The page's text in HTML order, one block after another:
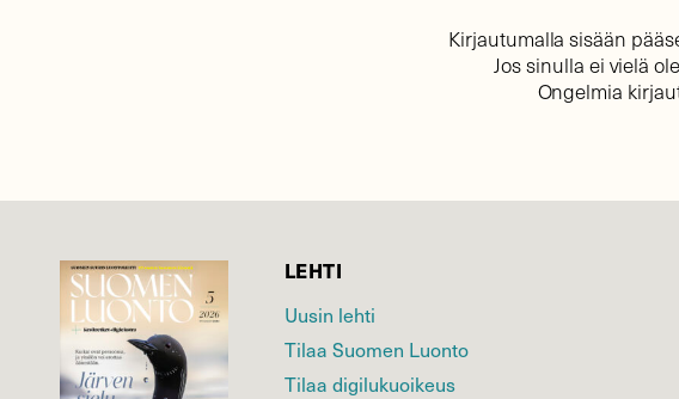
Kirjautumalla sisään
Jos sinulla ei vielä
Ongelmia
LEHTI
Uusin lehti
Tilaa Suomen Luonto
Tilaa digilukuoikeus